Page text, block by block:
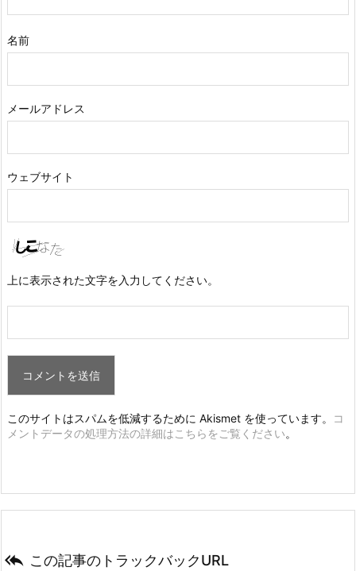
名前
メールアドレス
ウェブサイト
上に表示された文字を入力してください。
このサイトはスパムを低減するために Akismet を使っています。
コ
メントデータの処理方法の詳細はこちらをご覧ください。
 この記事のトラックバックURL